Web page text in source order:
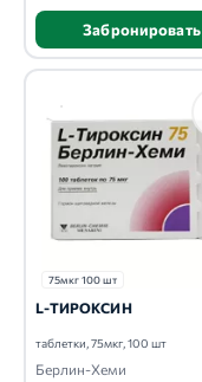
Забронировать
75мкг 100 шт
L-ТИРОКСИН
таблетки, 75мкг, 100 шт
Берлин-Хеми